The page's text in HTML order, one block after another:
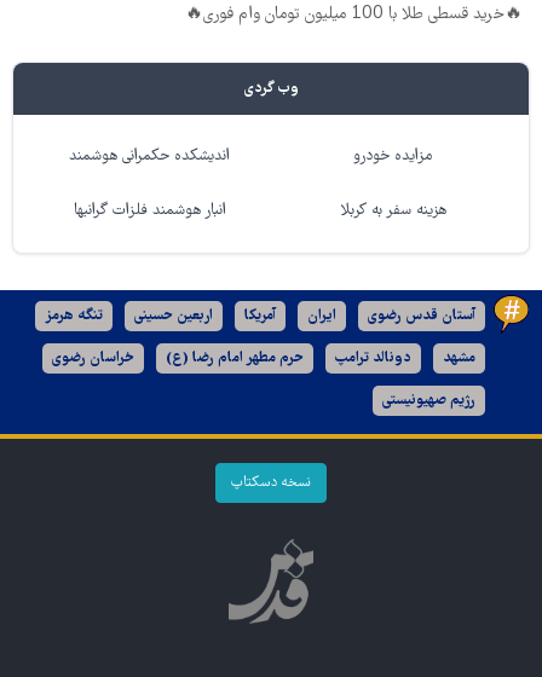
🔥خرید قسطی طلا با 100 میلیون تومان وام فوری🔥
وب گردی
مزایده خودرو اندیشکده حکمرانی هوشمند
هزینه سفر به کربلا انبار هوشمند فلزات گرانبها
آستان قدس رضوی ایران آمریکا اربعین حسینی تنگه هرمز
مشهد دونالد ترامپ حرم مطهر امام رضا (ع) خراسان رضوی
رژیم صهیونیستی
نسخه دسکتاپ